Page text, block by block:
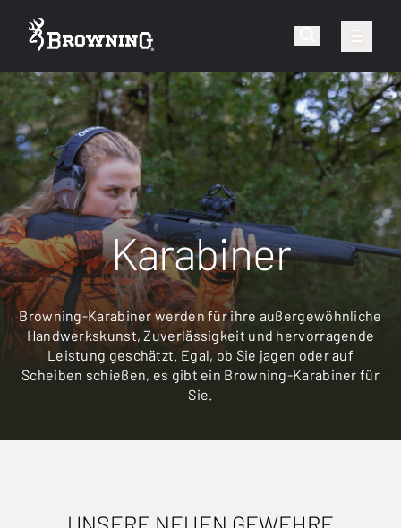
Karabiner
Browning-Karabiner werden für ihre außergewöhnliche
Handwerkskunst, Zuverlässigkeit und hervorragende
Leistung geschätzt. Egal, ob Sie jagen oder auf
Scheiben schießen, es gibt ein Browning-Karabiner für
Sie.